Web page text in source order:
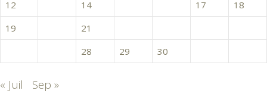
12
14 17
18
19
21
28 29 30
« Juil Sep »